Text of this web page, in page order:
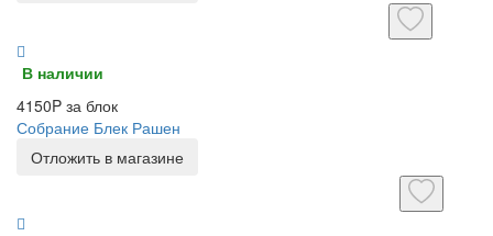
В наличии
4150P за блок
Собрание Блек Рашен
Отложить в магазине